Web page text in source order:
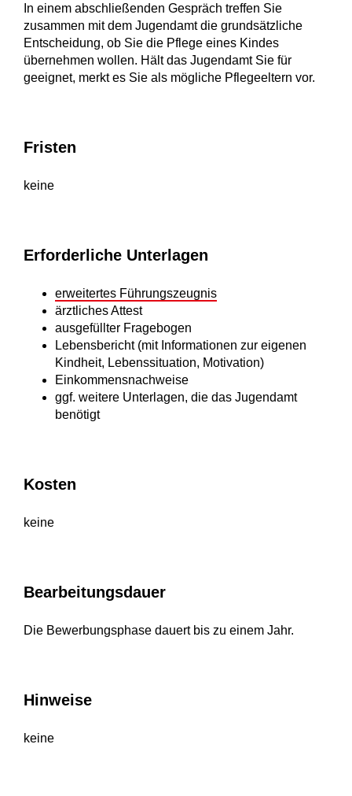
In einem abschließenden Gespräch treffen Sie
zusammen mit dem Jugendamt die grundsätzliche
Entscheidung, ob Sie die Pflege eines Kindes
übernehmen wollen. Hält das Jugendamt Sie für
geeignet, merkt es Sie als mögliche Pflegeeltern vor.
Fristen
keine
Erforderliche Unterlagen
erweitertes Führungszeugnis
ärztliches Attest
ausgefüllter Fragebogen
Lebensbericht (mit Informationen zur eigenen
Kindheit, Lebenssituation, Motivation)
Einkommensnachweise
ggf. weitere Unterlagen, die das Jugendamt
benötigt
Kosten
keine
Bearbeitungsdauer
Die Bewerbungsphase dauert bis zu einem Jahr.
Hinweise
keine